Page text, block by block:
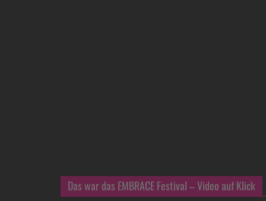
Das war das EMBRACE Festival – Video auf Klick